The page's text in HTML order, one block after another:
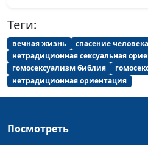
Унисекс. О чем
говорит дресс-код?
Теги:
вечная жизнь спасение человека
нетрадиционная сексуальная
гомосексуализм библия
нетрадиционная ориентация
Посмотреть